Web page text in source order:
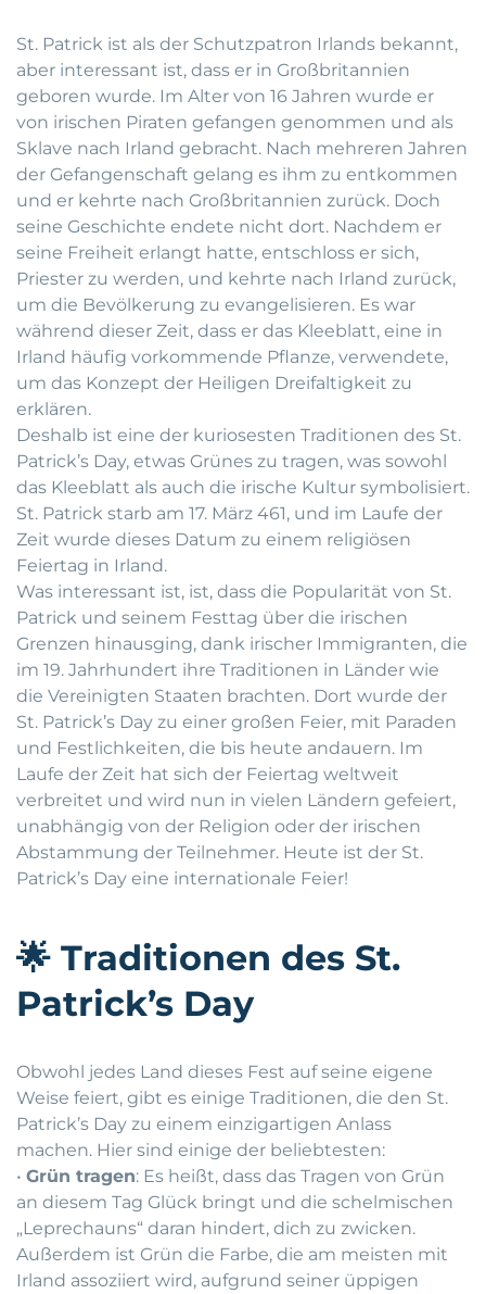
St. Patrick ist als der Schutzpatron Irlands bekannt,
aber interessant ist, dass er in Großbritannien
geboren wurde. Im Alter von 16 Jahren wurde er
von irischen Piraten gefangen genommen und als
Sklave nach Irland gebracht. Nach mehreren Jahren
der Gefangenschaft gelang es ihm zu entkommen
und er kehrte nach Großbritannien zurück. Doch
seine Geschichte endete nicht dort. Nachdem er
seine Freiheit erlangt hatte, entschloss er sich,
Priester zu werden, und kehrte nach Irland zurück,
um die Bevölkerung zu evangelisieren. Es war
während dieser Zeit, dass er das Kleeblatt, eine in
Irland häufig vorkommende Pflanze, verwendete,
um das Konzept der Heiligen Dreifaltigkeit zu
erklären.
Deshalb ist eine der kuriosesten Traditionen des St.
Patrick’s Day, etwas Grünes zu tragen, was sowohl
das Kleeblatt als auch die irische Kultur symbolisiert.
St. Patrick starb am 17. März 461, und im Laufe der
Zeit wurde dieses Datum zu einem religiösen
Feiertag in Irland.
Was interessant ist, ist, dass die Popularität von St.
Patrick und seinem Festtag über die irischen
Grenzen hinausging, dank irischer Immigranten, die
im 19. Jahrhundert ihre Traditionen in Länder wie
die Vereinigten Staaten brachten. Dort wurde der
St. Patrick’s Day zu einer großen Feier, mit Paraden
und Festlichkeiten, die bis heute andauern. Im
Laufe der Zeit hat sich der Feiertag weltweit
verbreitet und wird nun in vielen Ländern gefeiert,
unabhängig von der Religion oder der irischen
Abstammung der Teilnehmer. Heute ist der St.
Patrick’s Day eine internationale Feier!
🌟 Traditionen des St.
Patrick’s Day
Obwohl jedes Land dieses Fest auf seine eigene
Weise feiert, gibt es einige Traditionen, die den St.
Patrick’s Day zu einem einzigartigen Anlass
machen. Hier sind einige der beliebtesten:
• Grün tragen: Es heißt, dass das Tragen von Grün
an diesem Tag Glück bringt und die schelmischen
„Leprechauns“ daran hindert, dich zu zwicken.
Außerdem ist Grün die Farbe, die am meisten mit
Irland assoziiert wird, aufgrund seiner üppigen